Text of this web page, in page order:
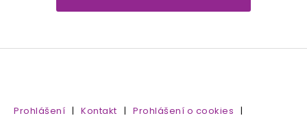
Prohlášení | Kontakt | Prohlášení o cookies |